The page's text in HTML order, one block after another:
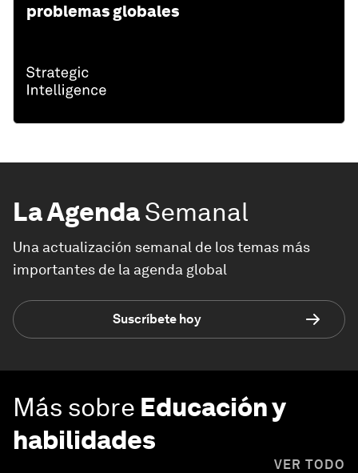
problemas globales
La AgendaSemanal
Una actualización semanal de los temas más
importantes de la agenda global
Suscríbete hoy
Más sobre Educación y
habilidades
VER TODO